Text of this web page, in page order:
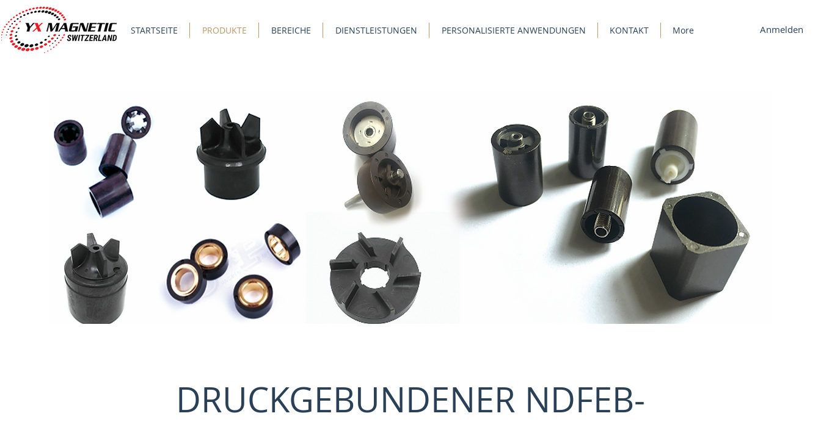
STARTSEITE PRODUKTE BEREICHE DIENSTLEISTUNGEN PERSONALISIERTE ANWENDUNGEN KONTAKT More Anmelden
DRUCKGEBUNDENER NDFEB-